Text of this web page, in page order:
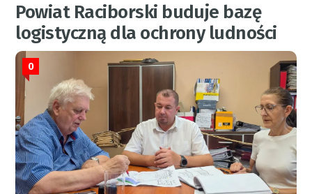
Powiat Raciborski buduje bazę
logistyczną dla ochrony ludności
0